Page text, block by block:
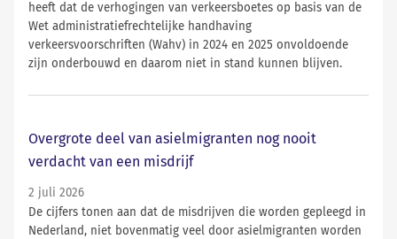
heeft dat de verhogingen van verkeersboetes op basis van de
Wet administratiefrechtelijke handhaving
verkeersvoorschriften (Wahv) in 2024 en 2025 onvoldoende
zijn onderbouwd en daarom niet in stand kunnen blijven.
Overgrote deel van asielmigranten nog nooit
verdacht van een misdrijf
2 juli 2026
De cijfers tonen aan dat de misdrijven die worden gepleegd in
Nederland, niet bovenmatig veel door asielmigranten worden